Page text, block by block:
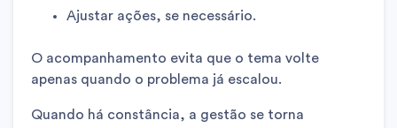
Ajustar ações, se necessário.
O acompanhamento evita que o tema volte
apenas quando o problema já escalou.
Quando há constância, a gestão se torna